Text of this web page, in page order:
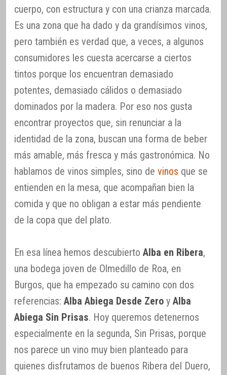
cuerpo, con estructura y con una crianza marcada.
Es una zona que ha dado y da grandísimos vinos,
pero también es verdad que, a veces, a algunos
consumidores les cuesta acercarse a ciertos
tintos porque los encuentran demasiado
potentes, demasiado cálidos o demasiado
dominados por la madera. Por eso nos gusta
encontrar proyectos que, sin renunciar a la
identidad de la zona, buscan una forma de beber
más amable, más fresca y más gastronómica. No
hablamos de vinos simples, sino de vinos que se
entienden en la mesa, que acompañan bien la
comida y que no obligan a estar más pendiente
de la copa que del plato.
En esa línea hemos descubierto Alba en Ribera,
una bodega joven de Olmedillo de Roa, en
Burgos, que ha empezado su camino con dos
referencias: Alba Abiega Desde Zero y Alba
Abiega Sin Prisas. Hoy queremos detenernos
especialmente en la segunda, Sin Prisas, porque
nos parece un vino muy bien planteado para
quienes disfrutamos de buenos Ribera del Duero,